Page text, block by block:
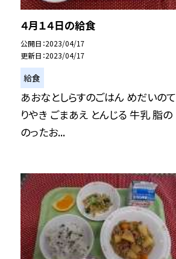
４月１４日の給食
公開日 2023/04/17
更新日 2023/04/17
給食
あおなとしらすのごはん めだいのて
りやき ごまあえ とんじる 牛乳 脂の
のったお...